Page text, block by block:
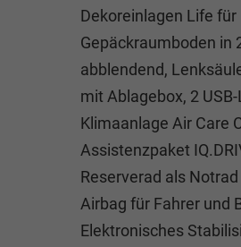
Dekoreinlagen Life
Gepäckraumboden in
abblendend,
mit Ablagebox, 2
Klimaanlage Air Care
Assistenzpaket
Reserverad als
Airbag für Fahrer und
Elektronisches